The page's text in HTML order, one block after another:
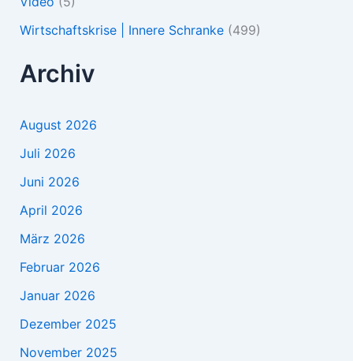
Wirtschaftskrise | Innere Schranke(499)
Archiv
August 2026
Juli 2026
Juni 2026
April 2026
März 2026
Februar 2026
Januar 2026
Dezember 2025
November 2025